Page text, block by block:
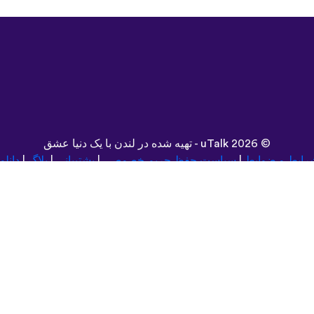
©
uTalk 2026 - تهیه شده در لندن با یک دنیا عشق
و ضوابط|سیاست حفظ حریم خصوصی|پشتیبانی|بلاگ|